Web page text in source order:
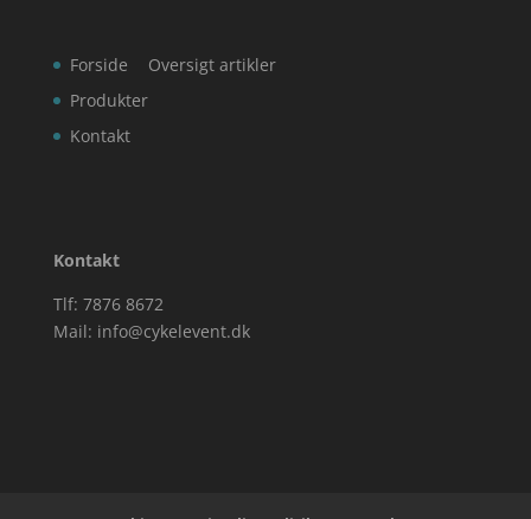
Forside
Produkter
Kontakt
Oversigt artikler
Kontakt
Tlf: 7876 8672
Mail: info@cykelevent.dk